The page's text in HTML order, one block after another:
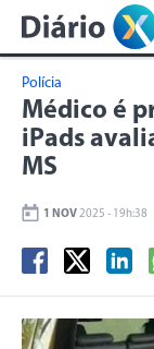
Polícia
Médico é
iPads
MS
1 NOV2025 - 19h:38